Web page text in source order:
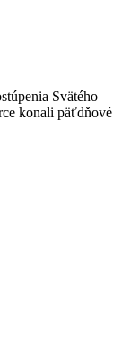
Svätého
konali päťdňové